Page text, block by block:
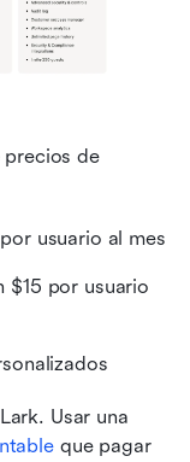
precios de
usuario al mes
$15 por usuario
Usar una
que pagar